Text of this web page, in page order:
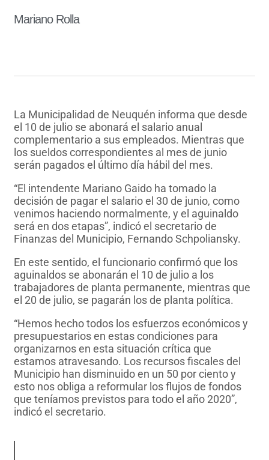
Mariano Rolla
La Municipalidad de Neuquén informa que desde
el 10 de julio se abonará el salario anual
complementario a sus empleados. Mientras que
los sueldos correspondientes al mes de junio
serán pagados el último día hábil del mes.
“El intendente Mariano Gaido ha tomado la
decisión de pagar el salario el 30 de junio, como
venimos haciendo normalmente, y el aguinaldo
será en dos etapas”, indicó el secretario de
Finanzas del Municipio, Fernando Schpoliansky.
En este sentido, el funcionario confirmó que los
aguinaldos se abonarán el 10 de julio a los
trabajadores de planta permanente, mientras que
el 20 de julio, se pagarán los de planta política.
“Hemos hecho todos los esfuerzos económicos y
presupuestarios en estas condiciones para
organizarnos en esta situación crítica que
estamos atravesando. Los recursos fiscales del
Municipio han disminuido en un 50 por ciento y
esto nos obliga a reformular los flujos de fondos
que teníamos previstos para todo el año 2020”,
indicó el secretario.